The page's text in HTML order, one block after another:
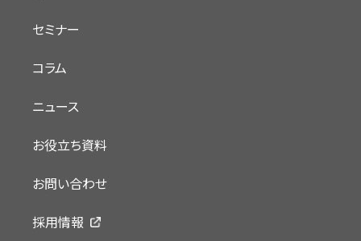
セミナー
コラム
ニュース
お役立ち資料
お問い合わせ
採用情報